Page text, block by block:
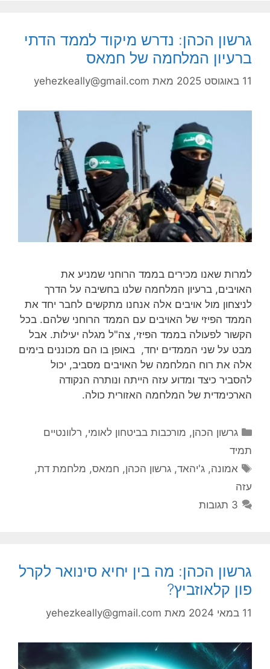
גרשון הכהן: נדרש מיקוד לממד הדתי
ברעיון המלחמה של חמאס
11 באוגוסט 2025 מאת yehezkeally@gmail.com
למרות שאנו מכירים בממד הרוחני שמניע את
האויבים, ברעיון המלחמה שלנו בחשיבה על הדרך
לניצחון מול אויבים אלה אנחנו מתקשים לחבר יחד את
הממד הפיזי של האויבים עם הממד הרוחני שלהם. בכל
הקשור לפעולה בממד הפיזי, צה"ל מגלה יעילות. אבל
מבט על שני הממדים יחד, באופן בו הם מכוננים בימים
אלה את רוח המלחמה של האויבים מסביב, יכול
להסביר כיצד ומדוע עזה הייתה ונותרה הנקודה
הארכימדית של המלחמה האזורית כולה.
קטגוריות
גרשון הכהן, מורכבות בביטחון לאומי, רלוונטיים
תמיד
תגיות
אמונה,ג'יהאד,גרשון הכהן, חמאס, מלחמת דת,
עזה
3 תגובות
גרשון הכהן: מה בין יחיא סינואר לקרל
פון קלאוזביץ?
11 במאי 2024 מאת yehezkeally@gmail.com